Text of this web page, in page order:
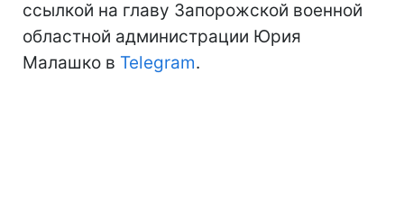
ссылкой на главу Запорожской военной
областной администрации Юрия
Малашко в Telegram.